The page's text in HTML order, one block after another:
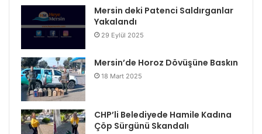
Mersin deki Patenci Saldırganlar
Yakalandı
29 Eylül 2025
Mersin’de Horoz Dövüşüne Baskın
18 Mart 2025
CHP’li Belediyede Hamile Kadına
Çöp Sürgünü Skandalı